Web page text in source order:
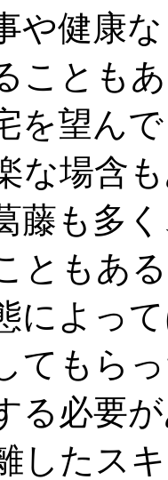
や健康
ことも
を望ん
な場含
藤も多
ともあ
によっ
てもら
る必要
したス